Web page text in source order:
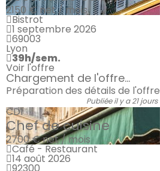
2150 €net / mois
Bistrot
1 septembre 2026
69003
Lyon
39h/sem.
Voir l'offre
Chargement de l'offre...
Préparation des détails de l'offre
Publiée il y a 21 jours
CDI
Chef de cuisine
2700 €net / mois
Café - Restaurant
14 août 2026